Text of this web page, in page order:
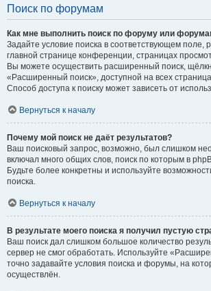
Поиск по форумам
Как мне выполнить поиск по форуму или
Задайте условие поиска в соответствующем поле,
главной странице конференции, страницах
Вы можете осуществить расширенный поиск,
«Расширенный поиск», доступной на всех
Способ доступа к поиску может зависеть от
Вернуться к началу
Почему мой поиск не даёт результатов?
Ваш поисковый запрос, возможно, был слишком
включал много общих слов, поиск по которым в
Будьте более конкретны и используйте
поиска.
Вернуться к началу
В результате моего поиска я получил пустую
Ваш поиск дал слишком большое количество
сервер не смог обработать. Используйте
точно задавайте условия поиска и форумы, на
осуществлён.